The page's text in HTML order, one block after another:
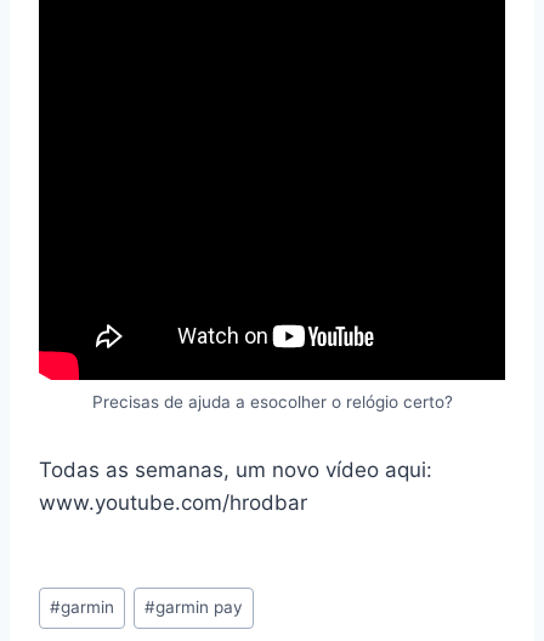
Precisas de ajuda a esocolher o relógio certo?
Todas as semanas, um novo vídeo aqui:
www.youtube.com/hrodbar
Post
Tags:
#garmin #garmin pay